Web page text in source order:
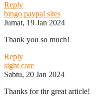
Reply
bingo paypal sites
Jumat, 19 Jan 2024
Thank you so much!
Reply
sight care
Sabtu, 20 Jan 2024
Thanks for thr great article!